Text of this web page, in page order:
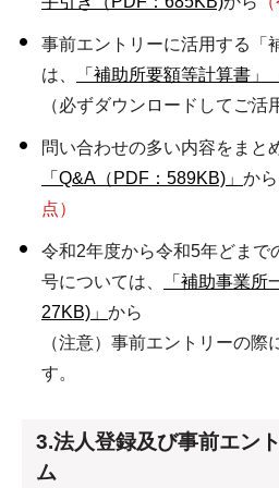
事前エントリーに活用する「
は、
「補助所要額等計算書」
（必ずダウンロードしてご活
問い合わせの多い内容をまと
「Q&A（PDF：589KB)」 から
点）
令和2年度から令和5年どまで
号については、
「補助事業所
27KB)」 から
（注意）事前エントリーの
す。
3.法人登録及び事前エン
ム